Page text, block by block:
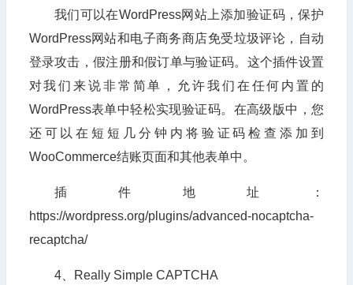
我们可以在WordPress网站上添加验证码，保护
WordPress网站和电子商务商店免受垃圾评论，自动
登录攻击，假注册和假订单与验证码。这个插件设置
对我们来说非常简单，允许我们在任何内置的
WordPress表单中轻松实现验证码。在高级版中，您
还可以在短短几分钟内将验证码检查添加到
WooCommerce结账页面和其他表单中。
插件地址：
https://wordpress.org/plugins/advanced-nocaptcha-
recaptcha/
4、Really Simple CAPTCHA